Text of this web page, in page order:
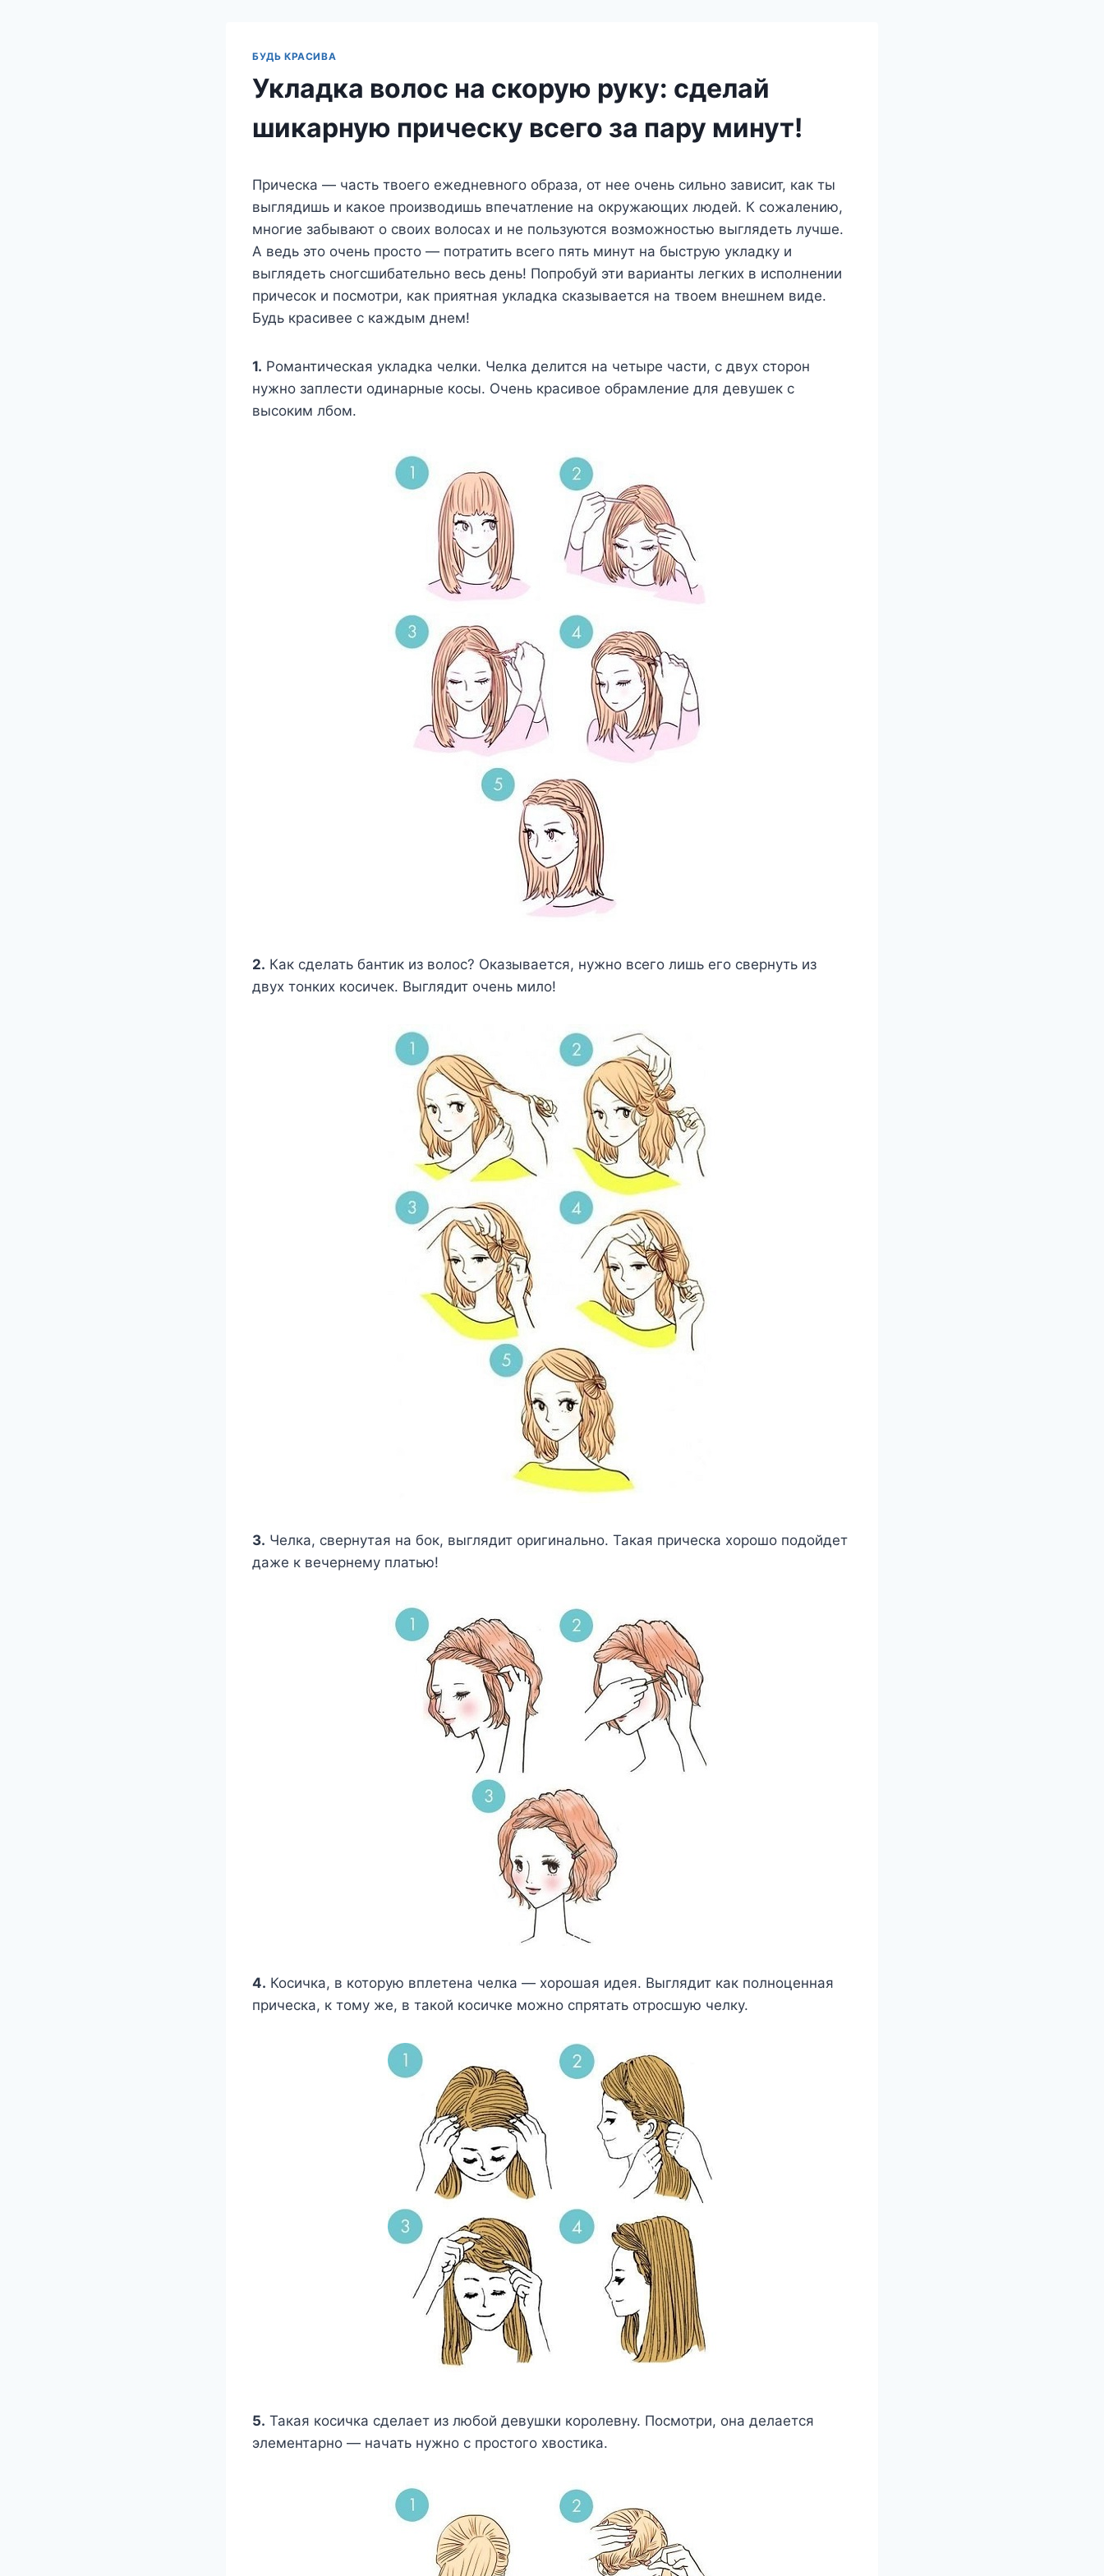
БУДЬ КРАСИВА
Укладка волос на скорую руку: сделай
шикарную прическу всего за пару минут!
Прическа — часть твоего ежедневного образа, от нее очень сильно зависит, как ты
выглядишь и какое производишь впечатление на окружающих людей. К сожалению,
многие забывают о своих волосах и не пользуются возможностью выглядеть лучше.
А ведь это очень просто — потратить всего пять минут на быструю укладку и
выглядеть сногсшибательно весь день! Попробуй эти варианты легких в исполнении
причесок и посмотри, как приятная укладка сказывается на твоем внешнем виде.
Будь красивее с каждым днем!
1. Романтическая укладка челки. Челка делится на четыре части, с двух сторон
нужно заплести одинарные косы. Очень красивое обрамление для девушек с
высоким лбом.
2. Как сделать бантик из волос? Оказывается, нужно всего лишь его свернуть из
двух тонких косичек. Выглядит очень мило!
3. Челка, свернутая на бок, выглядит оригинально. Такая прическа хорошо подойдет
даже к вечернему платью!
4. Косичка, в которую вплетена челка — хорошая идея. Выглядит как полноценная
прическа, к тому же, в такой косичке можно спрятать отросшую челку.
5. Такая косичка сделает из любой девушки королевну. Посмотри, она делается
элементарно — начать нужно с простого хвостика.